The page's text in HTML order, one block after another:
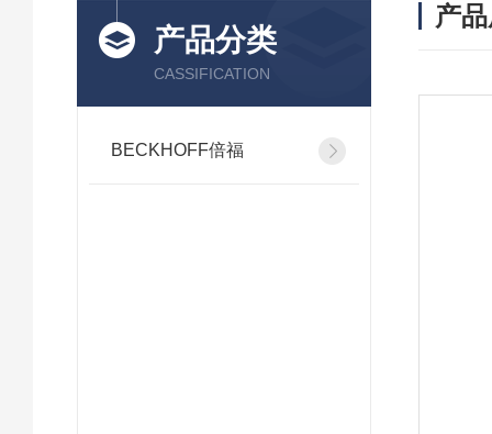
产品分类
CASSIFICATION
BECKHOFF倍福
产